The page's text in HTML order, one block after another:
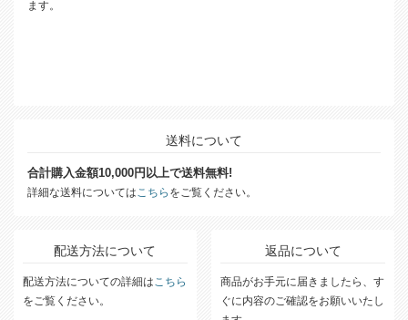
ます。
送料について
合計購入金額10,000円以上で送料無料!
詳細な送料についてはこちら をご覧ください。
配送方法について
配送方法についての詳細はこちら
をご覧ください。
返品について
商品がお手元に届きましたら、す
ぐに内容のご確認をお願いいたし